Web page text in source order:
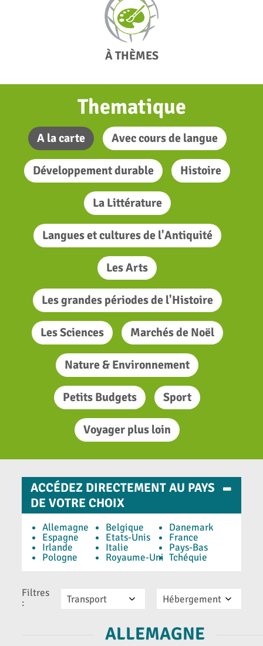
À THÈMES
Thematique
A la carte Avec cours de langue
Développement durable Histoire
La Littérature
Langues et cultures de l'Antiquité
Les Arts
Les grandes périodes de l'Histoire
Les Sciences Marchés de Noël
Nature & Environnement
Petits Budgets Sport
Voyager plus loin
ACCÉDEZ DIRECTEMENT AU PAYS
DE VOTRE CHOIX
-
Allemagne Belgique
Danemark
Espagne
Etats-Unis
France
Irlande
Italie
Pays-Bas
Pologne
Royaume-Uni Tchéquie
Filtres
:
Transport Hébergement
ALLEMAGNE